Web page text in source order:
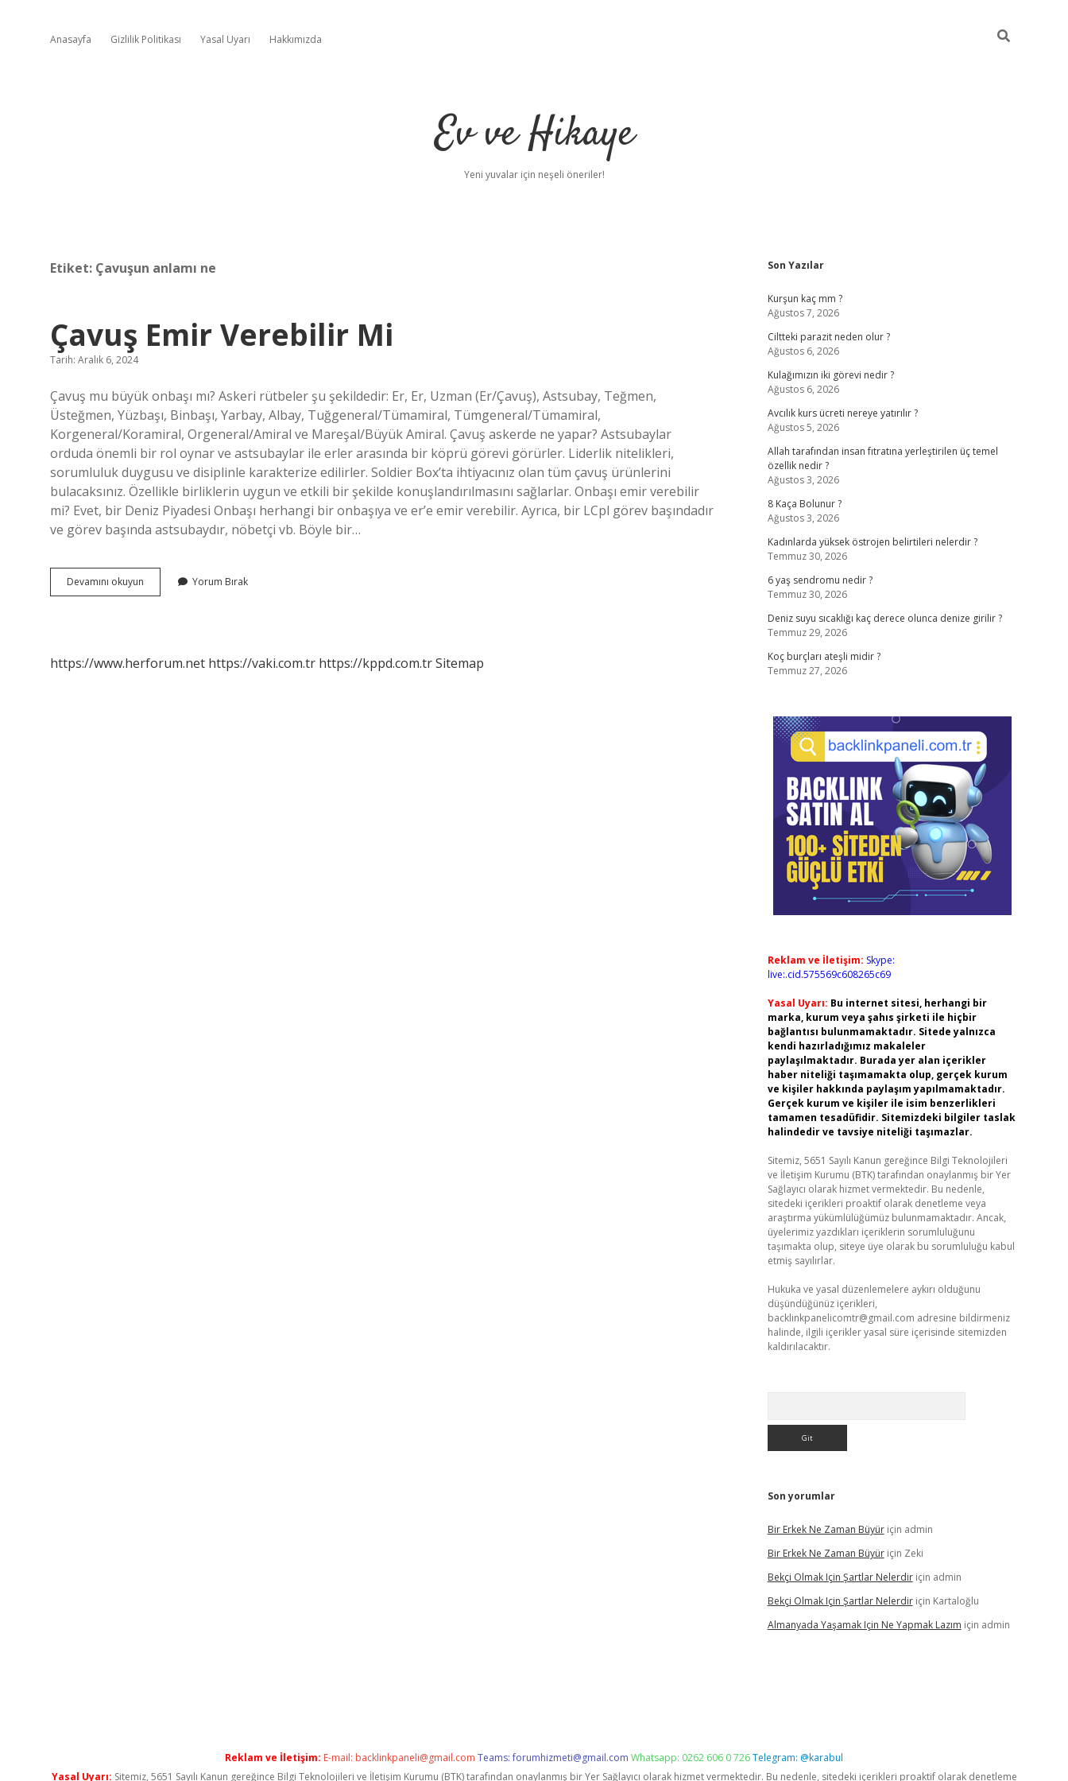
Anasayfa Gizlilik Politikası Yasal Uyarı Hakkımızda
Ev ve Hikaye
Yeni yuvalar için neşeli öneriler!
Etiket: Çavuşun anlamı ne
Çavuş Emir Verebilir Mi
Tarih: Aralık 6, 2024
Çavuş mu büyük onbaşı mı? Askeri rütbeler şu şekildedir: Er, Er, Uzman (Er/Çavuş), Astsubay, Teğmen,
Üsteğmen, Yüzbaşı, Binbaşı, Yarbay, Albay, Tuğgeneral/Tümamiral, Tümgeneral/Tümamiral,
Korgeneral/Koramiral, Orgeneral/Amiral ve Mareşal/Büyük Amiral. Çavuş askerde ne yapar? Astsubaylar
orduda önemli bir rol oynar ve astsubaylar ile erler arasında bir köprü görevi görürler. Liderlik nitelikleri,
sorumluluk duygusu ve disiplinle karakterize edilirler. Soldier Box’ta ihtiyacınız olan tüm çavuş ürünlerini
bulacaksınız. Özellikle birliklerin uygun ve etkili bir şekilde konuşlandırılmasını sağlarlar. Onbaşı emir verebilir
mi? Evet, bir Deniz Piyadesi Onbaşı herhangi bir onbaşıya ve er’e emir verebilir. Ayrıca, bir LCpl görev başındadır
ve görev başında astsubaydır, nöbetçi vb. Böyle bir…
Devamını okuyun
Emir
Yorum Bırak
https://www.herforum.net https://vaki.com.tr https://kppd.com.trSitemap
Sidebar
Son Yazılar
Kurşun kaç mm ?
Ağustos 7, 2026
Ciltteki parazit neden olur ?
Ağustos 6, 2026
Kulağımızın iki görevi nedir ?
Ağustos 6, 2026
Avcılık kurs ücreti nereye yatırılır ?
Ağustos 5, 2026
Allah tarafından insan fıtratına yerleştirilen üç temel
özellik nedir ?
Ağustos 3, 2026
8 Kaça Bolunur ?
Ağustos 3, 2026
Kadınlarda yüksek östrojen belirtileri nelerdir ?
Temmuz 30, 2026
6 yaş sendromu nedir ?
Temmuz 30, 2026
Deniz suyu sıcaklığı kaç derece olunca denize girilir ?
Temmuz 29, 2026
Koç burçları ateşli midir ?
Temmuz 27, 2026
Reklam ve İletişim: Skype:
live:.cid.575569c608265c69
Yasal Uyarı: Bu internet sitesi, herhangi bir
marka, kurum veya şahıs şirketi ile hiçbir
bağlantısı bulunmamaktadır. Sitede yalnızca
kendi hazırladığımız makaleler
paylaşılmaktadır. Burada yer alan içerikler
haber niteliği taşımamakta olup, gerçek kurum
ve kişiler hakkında paylaşım yapılmamaktadır.
Gerçek kurum ve kişiler ile isim benzerlikleri
tamamen tesadüfidir. Sitemizdeki bilgiler taslak
halindedir ve tavsiye niteliği taşımazlar.
Sitemiz, 5651 Sayılı Kanun gereğince Bilgi Teknolojileri
ve İletişim Kurumu (BTK) tarafından onaylanmış bir Yer
Sağlayıcı olarak hizmet vermektedir. Bu nedenle,
sitedeki içerikleri proaktif olarak denetleme veya
araştırma yükümlülüğümüz bulunmamaktadır. Ancak,
üyelerimiz yazdıkları içeriklerin sorumluluğunu
taşımakta olup, siteye üye olarak bu sorumluluğu kabul
etmiş sayılırlar.
Hukuka ve yasal düzenlemelere aykırı olduğunu
düşündüğünüz içerikleri,
backlinkpanelicomtr@gmail.com adresine bildirmeniz
halinde, ilgili içerikler yasal süre içerisinde sitemizden
kaldırılacaktır.
Son yorumlar
Bir Erkek Ne Zaman Büyüriçin admin
Bir Erkek Ne Zaman Büyüriçin Zeki
Bekçi Olmak Için Şartlar Nelerdiriçin admin
Bekçi Olmak Için Şartlar Nelerdiriçin Kartaloğlu
Almanyada Yaşamak Için Ne Yapmak Lazım için admin
Reklam ve İletişim: E-mail: backlinkpaneli@gmail.com Teams:forumhizmeti@gmail.com Whatsapp: 0262 606 0 726Telegram: @karabul
Yasal Uyarı: Sitemiz, 5651 Sayılı Kanun gereğince Bilgi Teknolojileri ve İletişim Kurumu (BTK) tarafından onaylanmış bir Yer Sağlayıcı olarak hizmet vermektedir. Bu nedenle, sitedeki içerikleri proaktif olarak denetleme